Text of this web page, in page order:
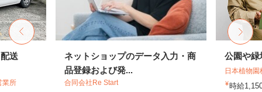
送
業所
ネットショップのデータ入力・商
品登録および発...
合同会社Re Start
公園や緑
日本植物園
時給